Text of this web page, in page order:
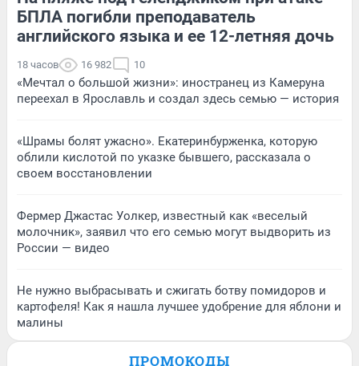
БПЛА погибли преподаватель
английского языка и ее 12-летняя дочь
18 часов 16 982 10
«Мечтал о большой жизни»: иностранец из Камеруна
переехал в Ярославль и создал здесь семью — история
«Шрамы болят ужасно». Екатеринбурженка, которую
облили кислотой по указке бывшего, рассказала о
своем восстановлении
Фермер Джастас Уолкер, известный как «веселый
молочник», заявил что его семью могут выдворить из
России — видео
Не нужно выбрасывать и сжигать ботву помидоров и
картофеля! Как я нашла лучшее удобрение для яблони и
малины
ПРОМОКОДЫ